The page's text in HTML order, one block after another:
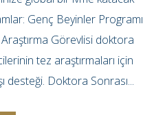
Genç Beyinler Programı
Araştırma Görevlisi doktora
tez araştırmaları için
desteği. Doktora Sonrası...